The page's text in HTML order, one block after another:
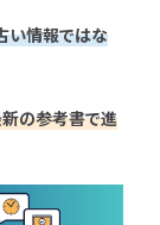
い情報ではな
の参考書で進